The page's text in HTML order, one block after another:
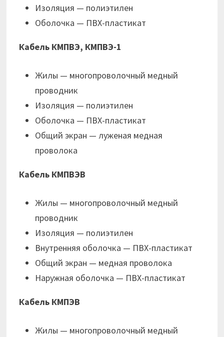
Изоляция — полиэтилен
Оболочка — ПВХ-пластикат
Кабель КМПВЭ, КМПВЭ-1
Жилы — многопроволочный медный
проводник
Изоляция — полиэтилен
Оболочка — ПВХ-пластикат
Общий экран — луженая медная
проволока
Кабель КМПВЭВ
Жилы — многопроволочный медный
проводник
Изоляция — полиэтилен
Внутренняя оболочка — ПВХ-пластикат
Общий экран — медная проволока
Наружная оболочка — ПВХ-пластикат
Кабель КМПЭВ
Жилы — многопроволочный медный